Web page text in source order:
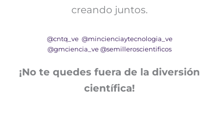
creando juntos.
@cntq_ve @mincienciaytecnologia_ve
@gmciencia_ve @semilleroscientificos
¡No te quedes fuera de la diversión
científica!